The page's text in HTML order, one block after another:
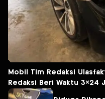
Mobil Tim Redaksi
Redaksi Beri Waktu 3×24